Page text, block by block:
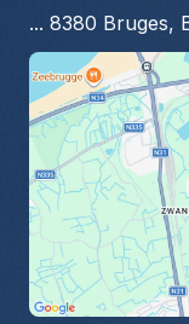
... 8380 Bruges,